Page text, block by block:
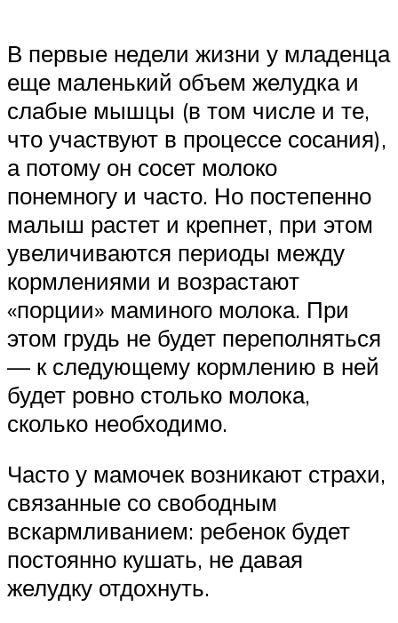
В первые недели жизни у младенца
еще маленький объем желудка и
слабые мышцы (в том числе и те,
что участвуют в процессе сосания),
а потому он сосет молоко
понемногу и часто. Но постепенно
малыш растет и крепнет, при этом
увеличиваются периоды между
кормлениями и возрастают
«порции» маминого молока. При
этом грудь не будет переполняться
— к следующему кормлению в ней
будет ровно столько молока,
сколько необходимо.
Часто у мамочек возникают страхи,
связанные со свободным
вскармливанием: ребенок будет
постоянно кушать, не давая
желудку отдохнуть.